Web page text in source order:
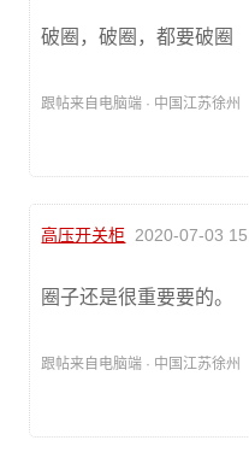
破圈，破圈，都要破圈
跟帖来自电脑端 · 中国江苏徐州
高压开关柜 2020-07-03
圈子还是很重要要的。
跟帖来自电脑端 · 中国江苏徐州